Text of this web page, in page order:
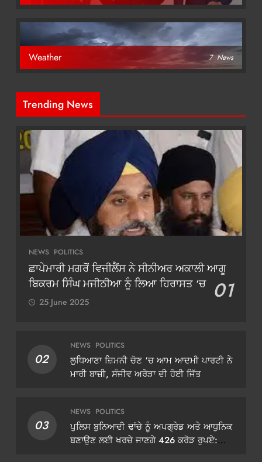
Weather 7 News
Trending News
NEWS POLITICS
ਛਾਪੇਮਾਰੀ ਮਗਰੋਂ ਵਿਜੀਲੈਂਸ ਨੇ ਸੀਨੀਅਰ ਅਕਾਲੀ ਆਗੂ
ਬਿਕਰਮ ਸਿੰਘ ਮਜੀਠੀਆ ਨੂੰ ਲਿਆ ਹਿਰਾਸਤ ‘ਚ 01
25 June 2025
02
NEWS POLITICS
ਲੁਧਿਆਣਾ ਜ਼ਿਮਨੀ ਚੋਣ ‘ਚ ਆਮ ਆਦਮੀ ਪਾਰਟੀ ਨੇ
ਮਾਰੀ ਬਾਜ਼ੀ, ਸੰਜੀਵ ਅਰੋੜਾ ਦੀ ਹੋਈ ਜਿੱਤ
03
NEWS POLITICS
ਪੁਲਿਸ ਬੁਨਿਆਦੀ ਢਾਂਚੇ ਨੂੰ ਅਪਗ੍ਰੇਡ ਅਤੇ ਆਧੁਨਿਕ
ਬਣਾਉਣ ਲਈ ਖਰਚੇ ਜਾਣਗੇ 426 ਕਰੋੜ ਰੁਪਏ: